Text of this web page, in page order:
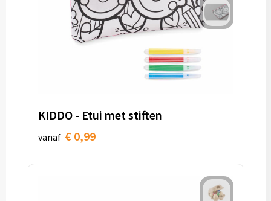
KIDDO - Etui met stiften
vanaf € 0,99